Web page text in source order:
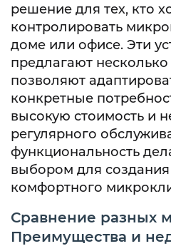
решение для тех, кто
контролировать
доме или офисе. Эти
предлагают
позволяют
конкретные
высокую стоимость и
регулярного
функциональность
выбором для
комфортного
Сравнение разных
Преимущества и